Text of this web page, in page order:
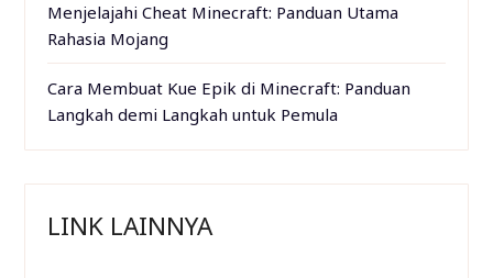
Menjelajahi Cheat Minecraft: Panduan Utama
Rahasia Mojang
Cara Membuat Kue Epik di Minecraft: Panduan
Langkah demi Langkah untuk Pemula
LINK LAINNYA